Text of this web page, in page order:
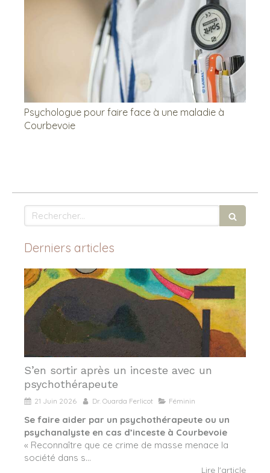
Psychologue pour faire face à une maladie à
Courbevoie
Rechercher
Derniers articles
S’en sortir après un inceste avec un
psychothérapeute
21 Juin 2026 Dr. Ouarda Ferlicot Féminin
Se faire aider par un psychothérapeute ou un
psychanalyste en cas d’inceste à Courbevoie
« Reconnaître que ce crime de masse menace la
société dans s...
Lire l'article